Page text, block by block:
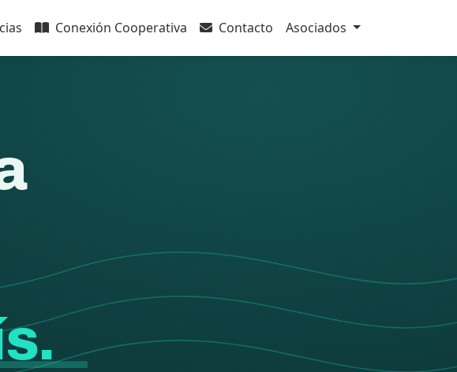
Conexión Cooperativa Contacto Asociados